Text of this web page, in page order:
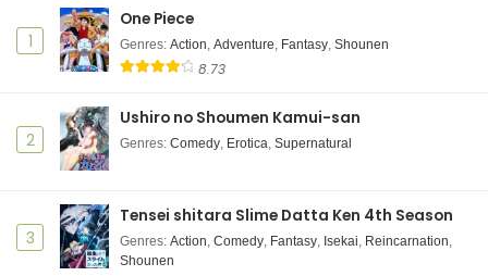
1
One Piece
Genres: Action, Adventure, Fantasy, Shounen
8.73
2
Ushiro no Shoumen Kamui-san
Genres: Comedy, Erotica, Supernatural
3
Tensei shitara Slime Datta Ken 4th Season
Genres: Action, Comedy, Fantasy, Isekai, Reincarnation,
Shounen